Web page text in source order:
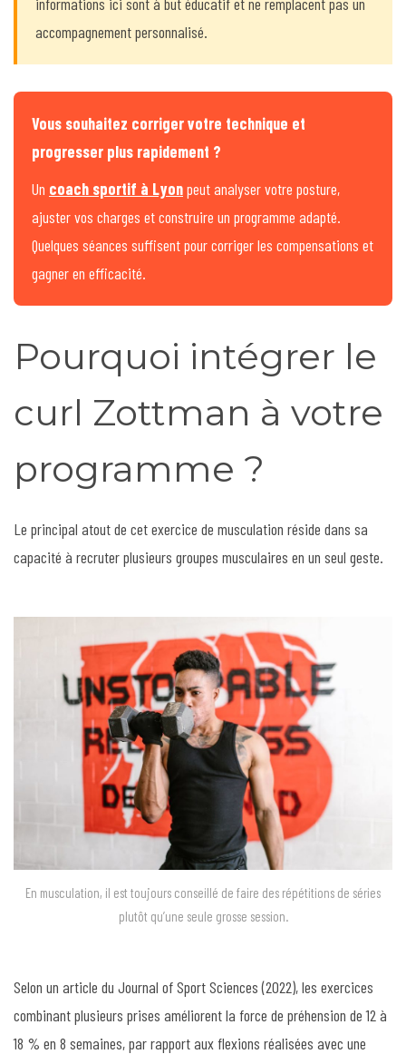
accompagnement personnalisé.
Vous souhaitez corriger votre technique et
progresser plus rapidement ?
Un coach sportif à Lyonpeut analyser votre posture,
ajuster vos charges et construire un programme adapté.
Quelques séances suffisent pour corriger les compensations et
gagner en efficacité.
Pourquoi intégrer le
curl Zottman à votre
programme ?
Le principal atout de cet exercice de musculation réside dans sa
capacité à recruter plusieurs groupes musculaires en un seul geste.
En musculation, il est toujours conseillé de faire des répétitions de séries
plutôt qu’une seule grosse session.
Selon un article du Journal of Sport Sciences (2022), les exercices
combinant plusieurs prises améliorent la force de préhension de 12 à
18 % en 8 semaines, par rapport aux flexions réalisées avec une